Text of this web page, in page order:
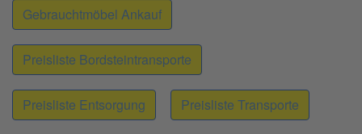
Gebrauchtmöbel Ankauf
Preisliste Bordsteintransporte
Preisliste Entsorgung Preisliste Transporte